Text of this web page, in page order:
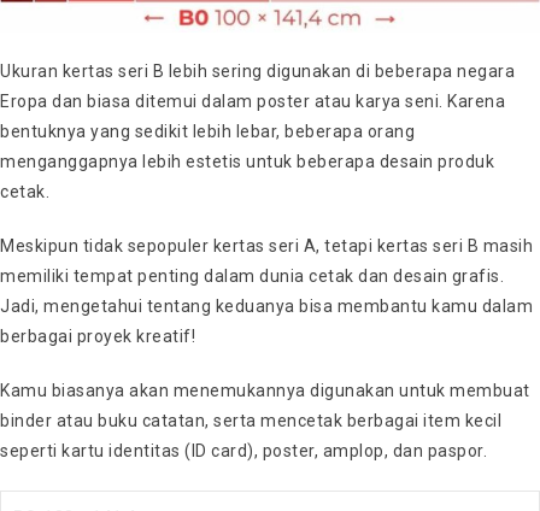
Ukuran kertas seri B lebih sering digunakan di beberapa negara
Eropa dan biasa ditemui dalam poster atau karya seni. Karena
bentuknya yang sedikit lebih lebar, beberapa orang
menganggapnya lebih estetis untuk beberapa desain produk
cetak.
Meskipun tidak sepopuler kertas seri A, tetapi kertas seri B masih
memiliki tempat penting dalam dunia cetak dan desain grafis.
Jadi, mengetahui tentang keduanya bisa membantu kamu dalam
berbagai proyek kreatif!
Kamu biasanya akan menemukannya digunakan untuk membuat
binder atau buku catatan, serta mencetak berbagai item kecil
seperti kartu identitas (ID card), poster, amplop, dan paspor.